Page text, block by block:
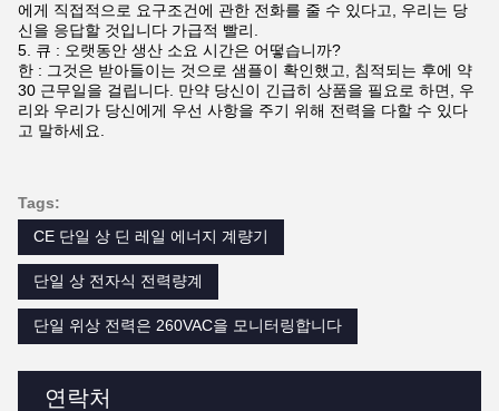
연락처
에게 직접적으로 요구조건에 관한 전화를 줄 수 있다고, 우리는 당
신을 응답할 것입니다 가급적 빨리.
5. 큐 : 오랫동안 생산 소요 시간은 어떻습니까?
한 : 그것은 받아들이는 것으로 샘플이 확인했고, 침적되는 후에 약
30 근무일을 걸립니다. 만약 당신이 긴급히 상품을 필요로 하면, 우
리와 우리가 당신에게 우선 사항을 주기 위해 전력을 다할 수 있다
고 말하세요.
Tags:
CE 단일 상 딘 레일 에너지 계량기
단일 상 전자식 전력량계
단일 위상 전력은 260VAC을 모니터링합니다